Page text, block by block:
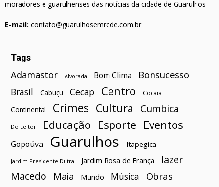
moradores e guarulhenses das notícias da cidade de Guarulhos
E-mail: contato@guarulhosemrede.com.br
Tags
Adamastor Alvorada Bom Clima Bonsucesso
Brasil Cabuçu Cecap Centro Cocaia
Continental Crimes Cultura Cumbica
Do Leitor Educação Esporte Eventos
Gopoúva Guarulhos Itapegica
Jardim Presidente Dutra Jardim Rosa de França
lazer
Macedo
Maia Mundo Música Obras